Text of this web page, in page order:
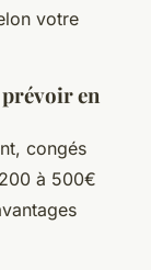
votre
prévoir en
congés
à 500€